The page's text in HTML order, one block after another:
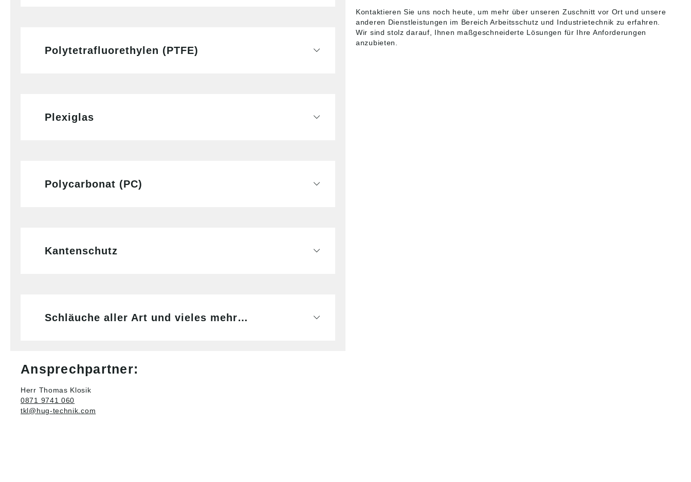
Polytetrafluorethylen (PTFE)
Plexiglas
Polycarbonat (PC)
Kantenschutz
Schläuche aller Art und vieles mehr…
Ansprechpartner:
Herr Thomas Klosik
0871 9741 060
tkl@hug-technik.com
Kontaktieren Sie uns noch heute, um mehr über unseren Zuschnitt vor Ort und unsere
anderen Dienstleistungen im Bereich Arbeitsschutz und Industrietechnik zu erfahren.
Wir sind stolz darauf, Ihnen maßgeschneiderte Lösungen für Ihre Anforderungen
anzubieten.